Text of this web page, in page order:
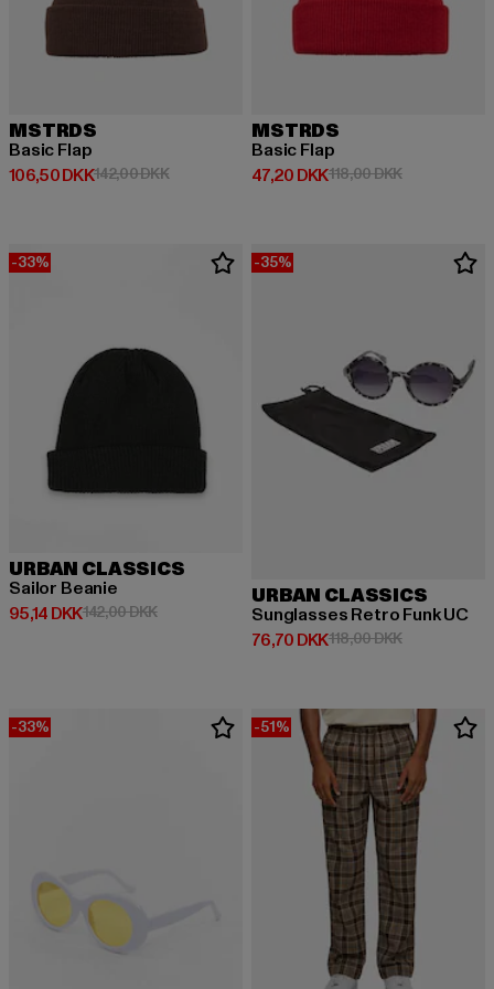
MSTRDS
Basic Flap
106,50 DKK
Nuværende pris: 106,50 DKK
142,00 DKKKampagnepris: 142,00 DKK
MSTRDS
Basic Flap
47,20 DKK
Nuværende pris: 47,20 DKK
118,00 DKK
-33%
URBAN CLASSICS
Sailor Beanie
95,14 DKK
Nuværende pris: 95,14 DKK
142,00 DKKKampagnepris: 142,00 DKK
-35%
URBAN CLASSICS
Sunglasses Retro Funk UC
76,70 DKK
Nuværende pris: 76,70 DKK
118,00 DKK
-33% -51%